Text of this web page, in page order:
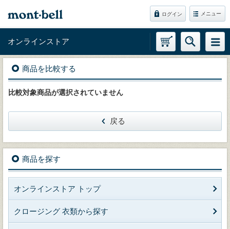
ログイン メニュー
オンラインストア
商品を比較する
比較対象商品が選択されていません
戻る
商品を探す
オンラインストア トップ
クロージング 衣類から探す